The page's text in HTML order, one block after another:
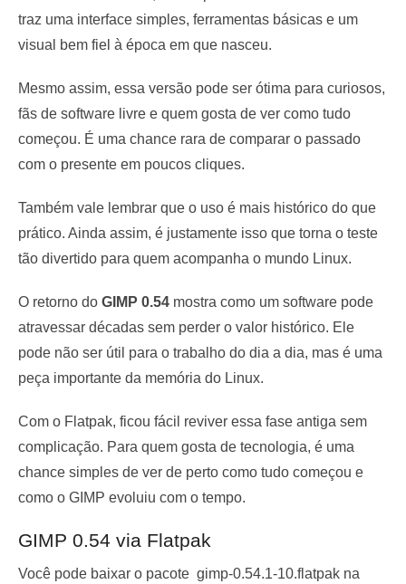
traz uma interface simples, ferramentas básicas e um
visual bem fiel à época em que nasceu.
Mesmo assim, essa versão pode ser ótima para curiosos,
fãs de software livre e quem gosta de ver como tudo
começou. É uma chance rara de comparar o passado
com o presente em poucos cliques.
Também vale lembrar que o uso é mais histórico do que
prático. Ainda assim, é justamente isso que torna o teste
tão divertido para quem acompanha o mundo Linux.
O retorno do GIMP 0.54 mostra como um software pode
atravessar décadas sem perder o valor histórico. Ele
pode não ser útil para o trabalho do dia a dia, mas é uma
peça importante da memória do Linux.
Com o Flatpak, ficou fácil reviver essa fase antiga sem
complicação. Para quem gosta de tecnologia, é uma
chance simples de ver de perto como tudo começou e
como o GIMP evoluiu com o tempo.
GIMP 0.54 via Flatpak
Você pode baixar o pacote gimp-0.54.1-10.flatpak na